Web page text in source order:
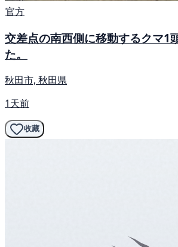
官方
交差点の南西側に移動するクマ1
た。
秋田市, 秋田県
1天前
收藏